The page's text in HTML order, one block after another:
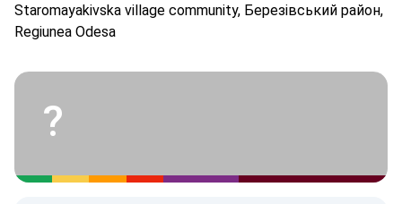
Staromayakivska village community, Березівський район,
Regiunea Odesa
?